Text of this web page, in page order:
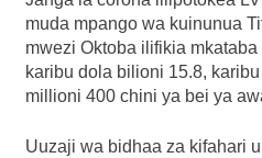
muda mpango wa kuinunua
mwezi Oktoba ilifikia
karibu dola bilioni 15.8,
millioni 400 chini ya bei ya
Uuzaji wa bidhaa za kifahari